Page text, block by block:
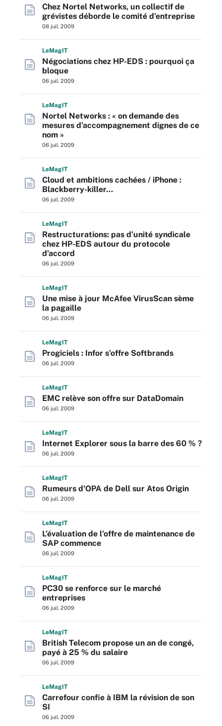
Chez Nortel Networks, un collectif de
grévistes déborde le comité d'entreprise
08 juil. 2009
LeMagIT
Négociations chez HP-EDS : pourquoi ça
bloque
06 juil. 2009
LeMagIT
Nortel Networks : « on demande des
mesures d’accompagnement dignes de ce
nom »
06 juil. 2009
LeMagIT
Cloud et ambitions cachées / iPhone :
Blackberry-killer…
06 juil. 2009
LeMagIT
Restructurations: pas d’unité syndicale
chez HP-EDS autour du protocole
d’accord
06 juil. 2009
LeMagIT
Une mise à jour McAfee VirusScan sème
la pagaille
06 juil. 2009
LeMagIT
Progiciels : Infor s’offre Softbrands
06 juil. 2009
LeMagIT
EMC relève son offre sur DataDomain
06 juil. 2009
LeMagIT
Internet Explorer sous la barre des 60 % ?
06 juil. 2009
LeMagIT
Rumeurs d'OPA de Dell sur Atos Origin
06 juil. 2009
LeMagIT
L’évaluation de l’offre de maintenance de
SAP commence
06 juil. 2009
LeMagIT
PC30 se renforce sur le marché
entreprises
06 juil. 2009
LeMagIT
British Telecom propose un an de congé,
payé à 25 % du salaire
06 juil. 2009
LeMagIT
Carrefour confie à IBM la révision de son
SI
06 juil. 2009